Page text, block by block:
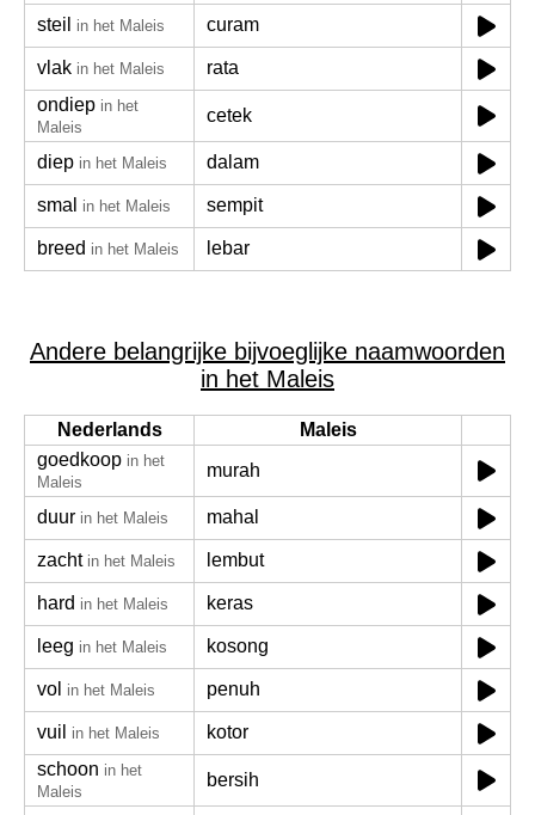
steil in het Maleis curam
vlak in het Maleis
rata
ondiep in het
Maleis
cetek
diep in het Maleis dalam
smal in het Maleis sempit
breed in het Maleis lebar
Andere belangrijke bijvoeglijke naamwoorden
in het Maleis
Nederlands
Maleis
goedkoop in het
Maleis
murah
duur in het Maleis mahal
zacht in het Maleis lembut
hard in het Maleis keras
leeg in het Maleis kosong
vol in het Maleis penuh
vuil in het Maleis
kotor
schoon in het
Maleis
bersih